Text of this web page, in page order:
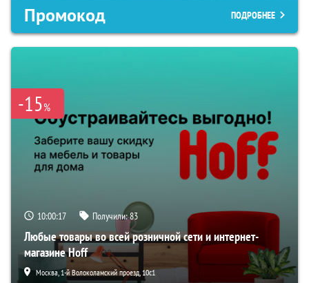
Промокод ПОДРОБНЕЕ
-15%
10:00:16 Получили:83
Любые товары во всей розничной сети и интернет-
магазине Hoff
Москва, 1-й Волоколамский проезд, 10с1